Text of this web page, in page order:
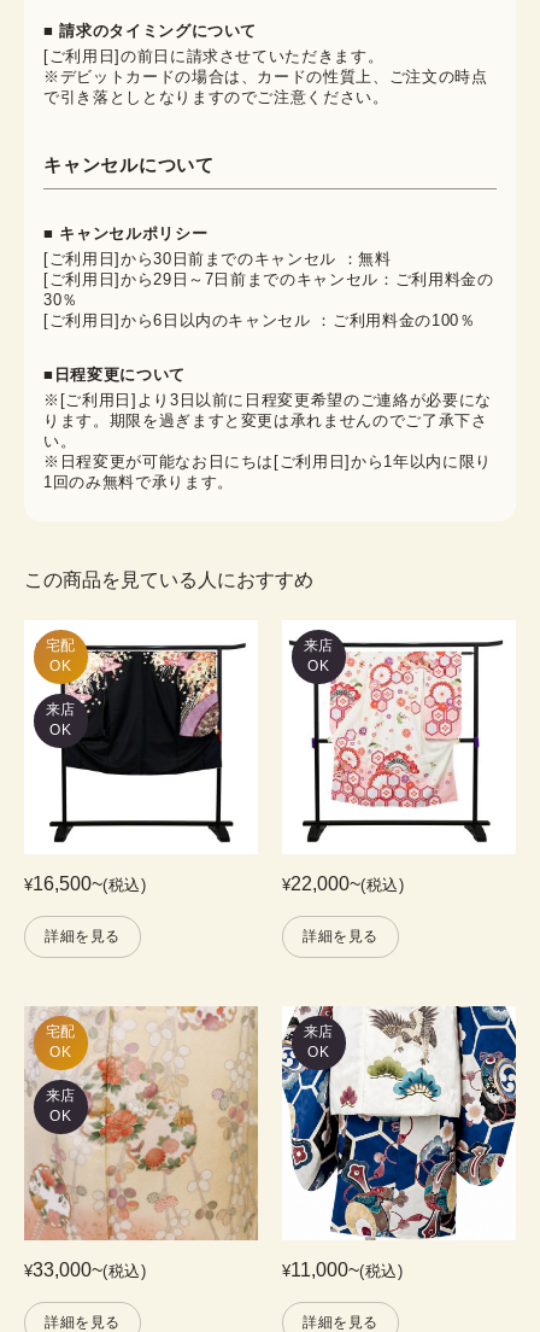
■ 請求のタイミングについて
[ご利用日]の前日に請求させていただきます。
※デビットカードの場合は、カードの性質上、ご注文の時点
で引き落としとなりますのでご注意ください。
キャンセルについて
■ キャンセルポリシー
[ご利用日]から30日前までのキャンセル ：無料
[ご利用日]から29日～7日前までのキャンセル：ご利用料金の
30％
[ご利用日]から6日以内のキャンセル ：ご利用料金の100％
■日程変更について
※[ご利用日]より3日以前に日程変更希望のご連絡が必要にな
ります。期限を過ぎますと変更は承れませんのでご了承下さ
い。
※日程変更が可能なお日にちは[ご利用日]から1年以内に限り
1回のみ無料で承ります。
この商品を見ている人におすすめ
宅配
OK
来店
OK
¥16,500~(税込)
詳細を見る
来店
OK
¥22,000~(税込)
詳細を見る
宅配
OK
来店
OK
¥33,000~(税込)
詳細を見る
来店
OK
¥11,000~(税込)
詳細を見る